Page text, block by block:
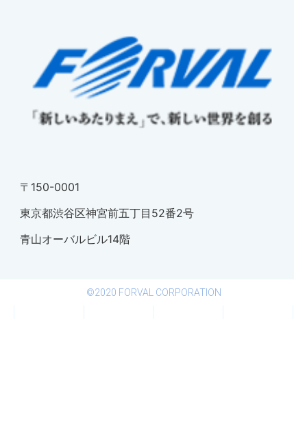
〒150-0001
東京都渋谷区神宮前五丁目52番2号
青山オーバルビル14階
©2020 FORVAL CORPORATION